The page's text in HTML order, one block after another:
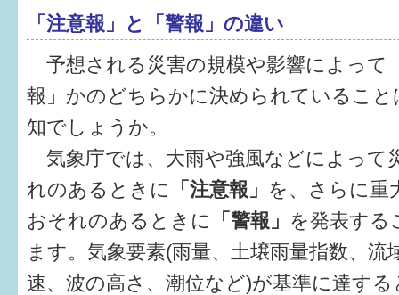
「注意報」と「警報」の違い
予想される災害の規模や影響によって
報」かのどちらかに決められていること
知でしょうか。
気象庁では、大雨や強風などによって
れのあるときに
「注意報」 を、さらに重
おそれのあるときに
「警報」 を発表する
ます。気象要素(雨量、土壌雨量指数、流
速、波の高さ、潮位など)が基準に達す